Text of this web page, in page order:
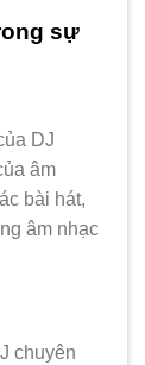
sự
DJ
âm
bài hát,
âm nhạc
chuyên